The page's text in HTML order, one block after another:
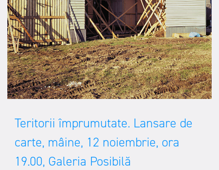
Teritorii împrumutate. Lansare de
carte, mâine, 12 noiembrie, ora
19.00, Galeria Posibilă